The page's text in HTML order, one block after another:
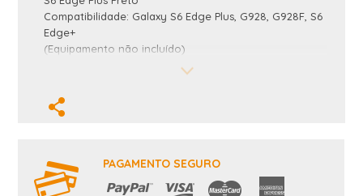
Compatibilidade: Galaxy S6 Edge Plus, G928, G928F, S6
Edge+
(Equipamento não incluído)
Nota: A imagem nao corresponde ao modelo correto
PAGAMENTO SEGURO